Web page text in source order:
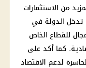
من الاستثمارات
الدولة في
للقطاع الخاص
كما أكد على
لدعم الاقتصاد